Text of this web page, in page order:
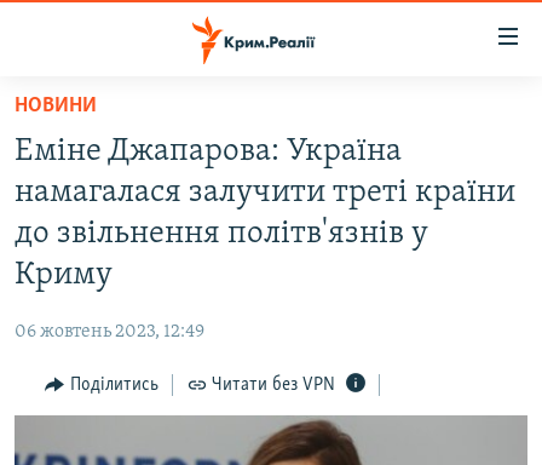
Перейти
основного
матеріалу
до
основної
Перейти
пошуку
ВОДА.КРИМ
ВІДЕО ТА ФОТО
ПОЛІТИКА
ІНТЕРВ'Ю
НОВИНИ
Еміне Джапарова: Україна
намагалася залучити треті країни
до звільнення політв'язнів у
Криму
06 жовтень 2023, 12:49
Поділитись Читати без VPN